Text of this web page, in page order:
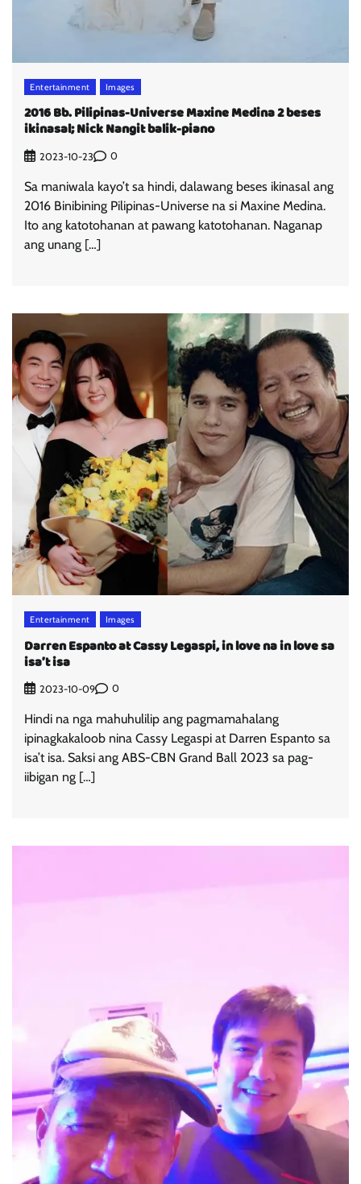
Entertainment Images
2016 Bb. Pilipinas-Universe Maxine Medina 2 beses
ikinasal; Nick Nangit balik-piano
2023-10-23 0
Sa maniwala kayo’t sa hindi, dalawang beses ikinasal ang
2016 Binibining Pilipinas-Universe na si Maxine Medina.
Ito ang katotohanan at pawang katotohanan. Naganap
ang unang […]
Entertainment Images
Darren Espanto at Cassy Legaspi, in love na in love sa
isa’t isa
2023-10-09 0
Hindi na nga mahuhulilip ang pagmamahalang
ipinagkakaloob nina Cassy Legaspi at Darren Espanto sa
isa’t isa. Saksi ang ABS-CBN Grand Ball 2023 sa pag-
iibigan ng […]